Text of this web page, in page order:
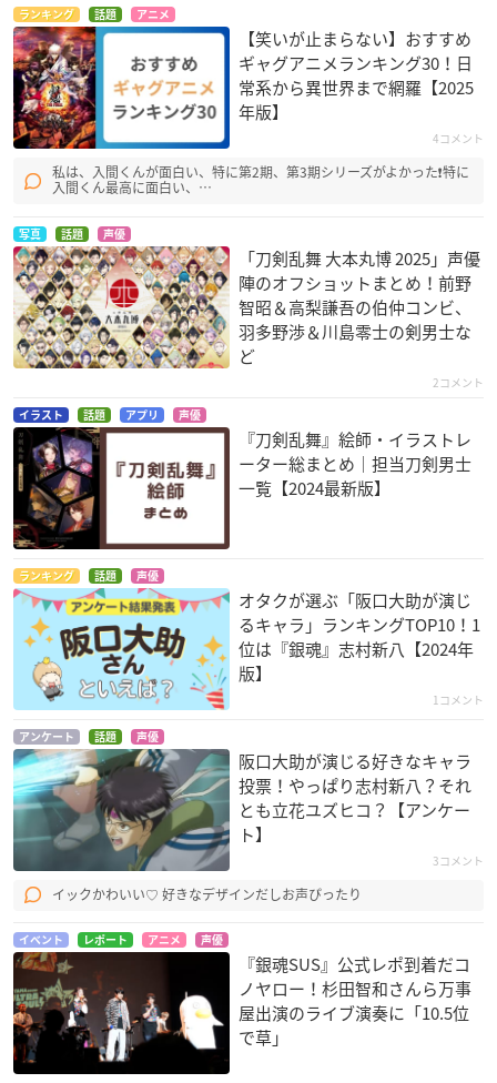
銀魂'(第2期)
志村新八
バトルスピリッツ ブ
レイヴ
真庭蝶々
年激覇ダン
硯秀斗
ハーレイ・サットン
CLANNAD ～AFTER
春原陽平
仮面のメイドガイ
幸助
もやしもん
沢木惣右衛門直保
CLANNAD
春原陽平
バンブーブレード
BACCANO! -バッカ
ジャグジー
ワク（和久隆）
N・H・Kにようこ
ランキング 話題 アニメ
【笑いが止まらない】おすすめ
ギャグアニメランキング30！日
常系から異世界まで網羅【2025
年版】
4コメント
私は、入間くんが面白い、特に第2期、第3期シリーズがよかった❗特に
入間くん最高に面白い、…
写真 話題 声優
「刀剣乱舞 大本丸博 2025」声優
陣のオフショットまとめ！前野
智昭＆高梨謙吾の伯仲コンビ、
羽多野渉＆川島零士の剣男士な
ど
2コメント
イラスト 話題 アプリ 声優
『刀剣乱舞』絵師・イラストレ
ーター総まとめ｜担当刀剣男士
一覧【2024最新版】
ランキング 話題 声優
オタクが選ぶ「阪口大助が演じ
るキャラ」ランキングTOP10！1
位は『銀魂』志村新八【2024年
版】
1コメント
アンケート 話題 声優
阪口大助が演じる好きなキャラ
投票！やっぱり志村新八？それ
とも立花ユズヒコ？【アンケー
ト】
3コメント
イックかわいい♡ 好きなデザインだしお声ぴったり
イベント レポート アニメ 声優
『銀魂SUS』公式レポ到着だコ
ノヤロー！杉田智和さんら万事
屋出演のライブ演奏に「10.5位
で草」